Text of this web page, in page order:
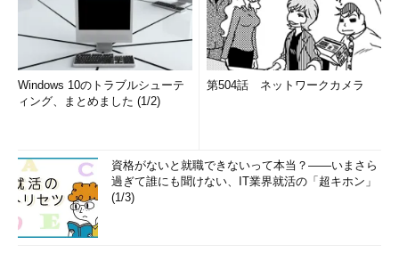
Windows 10のトラブルシューテ
ィング、まとめました (1/2)
第504話 ネットワークカメラ
資格がないと就職できないって本当？――いまさら
過ぎて誰にも聞けない、IT業界就活の「超キホン」
(1/3)